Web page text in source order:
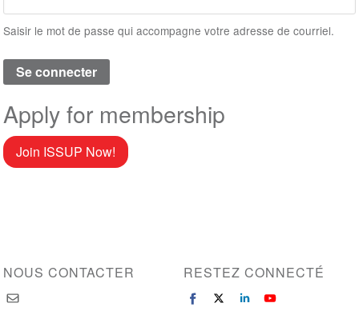
Saisir le mot de passe qui accompagne votre adresse de courriel.
Apply for membership
Join ISSUP Now!
NOUS CONTACTER RESTEZ CONNECTÉ